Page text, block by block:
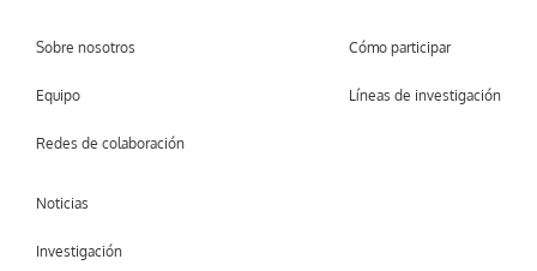
Sobre nosotros
Equipo
Redes de colaboración
Cómo participar
Líneas de investigación
Noticias
Investigación